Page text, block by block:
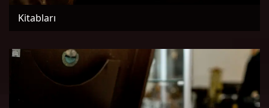
Kitabları